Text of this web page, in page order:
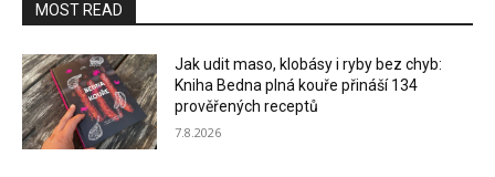
MOST READ
Jak udit maso, klobásy i ryby bez chyb:
Kniha Bedna plná kouře přináší 134
prověřených receptů
7.8.2026